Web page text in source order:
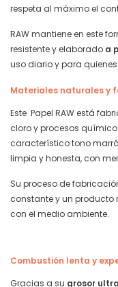
respeta al máximo el
RAW mantiene en este
resistente y elaborado a
uso diario y para
Materiales naturales y
Este Papel RAW está
cloro y procesos
característico tono
limpia y honesta, con
Su proceso de
constante y un producto
con el medio ambiente.
Combustión lenta y
Gracias a su grosor